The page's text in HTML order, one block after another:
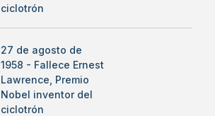
ciclotrón
27 de agosto de
1958 - Fallece Ernest
Lawrence, Premio
Nobel inventor del
ciclotrón